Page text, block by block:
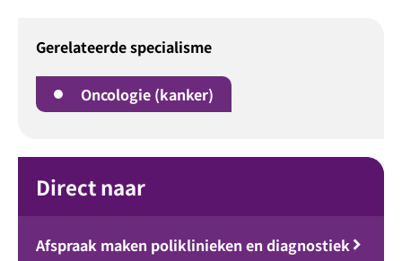
Gerelateerde specialisme
Oncologie (kanker)
Direct naar
Afspraak maken poliklinieken en diagnostiek